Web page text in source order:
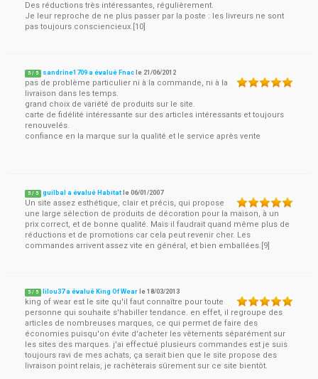
Des réductions très intéressantes, régulièrement.
Je leur reproche de ne plus passer par la poste : les livreurs ne sont
pas toujours consciencieux.[10]
5 / 5 sandrine1709 a évalué Fnac le 21/06/2012
pas de problème particulier ni à la commande, ni à la
livraison dans les temps.
grand choix de variété de produits sur le site.
carte de fidélité intéressante sur des articles intéressants et toujours
renouvelés.
confiance en la marque sur la qualité et le service après vente
5 / 5 guilbal a évalué Habitat le06/01/2007
Un site assez esthétique, clair et précis, qui propose
une large sélection de produits de décoration pour la maison, à un
prix correct, et de bonne qualité. Mais il faudrait quand même plus de
réductions et de promotions car cela peut revenir cher. Les
commandes arrivent assez vite en général, et bien emballées.[9]
5 / 5 lilou37 a évalué King Of Wear le18/03/2013
king of wear est le site qu'il faut connaître pour toute
personne qui souhaite s'habiller tendance. en effet, il regroupe des
articles de nombreuses marques, ce qui permet de faire des
économies puisqu'on évite d'acheter les vêtements séparément sur
les sites des marques. j'ai effectué plusieurs commandes est je suis
toujours ravi de mes achats, ça serait bien que le site propose des
livraison point relais, je rachèterais sûrement sur ce site bientôt.